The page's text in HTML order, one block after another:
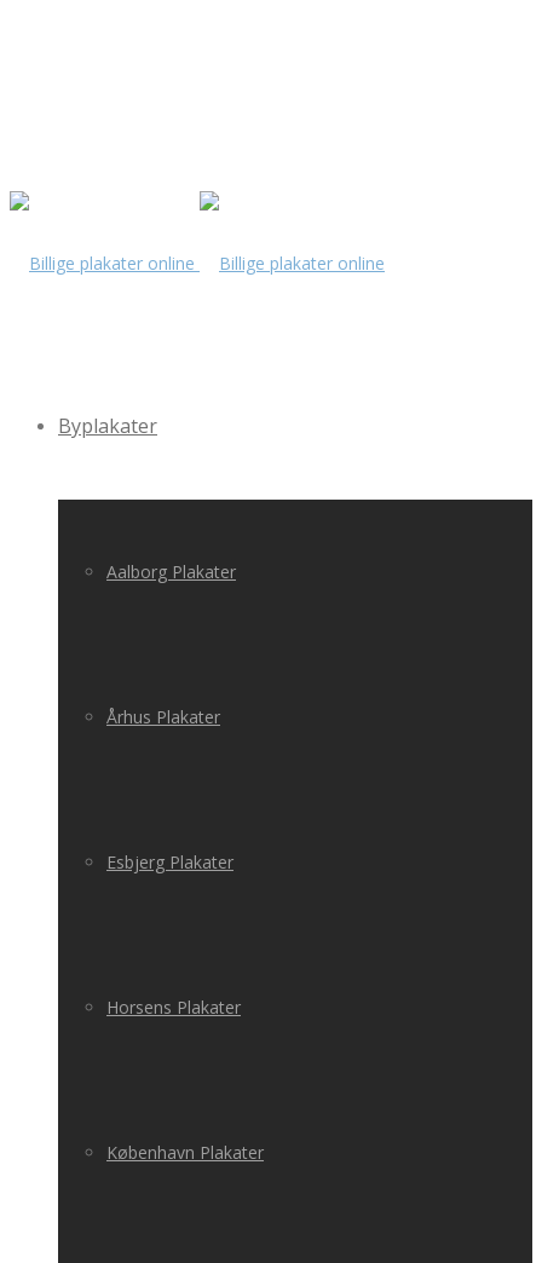
Byplakater
Aalborg Plakater
Århus Plakater
Esbjerg Plakater
Horsens Plakater
København Plakater